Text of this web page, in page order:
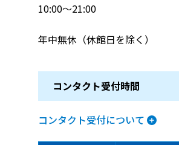
10:00～21:00
年中無休（休館日を除く）
コンタクト受付時間
コンタクト受付について